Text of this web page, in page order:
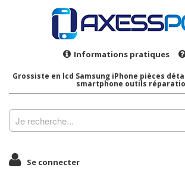
Informations pratiques
Grossiste en lcd Samsung iPhone pièces
smartphone outils
Se connecter